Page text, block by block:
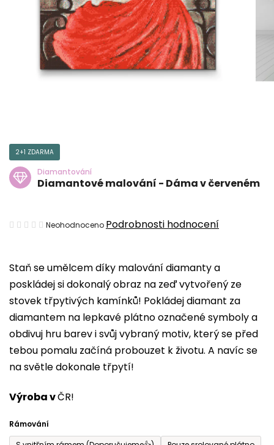
Staň se umělcem díky malování diamanty a
poskládej si dokonalý obraz na zeď vytvořený ze
stovek třpytivých kamínků! Pokládej diamant za
diamantem na lepkavé plátno označené symboly a
obdivuj hru barev i svůj vybraný motiv, který se před
tebou pomalu začíná probouzet k životu. A navíc se
na světle dokonale třpytí!
Výroba vČR!
Rámování
2+1 ZDARMA
Diamantování
Diamantové malování - Dáma v červeném
Průměrné
je
0,0
z
5
hvězdiček.
Neohodnoceno Podrobnosti hodnocení